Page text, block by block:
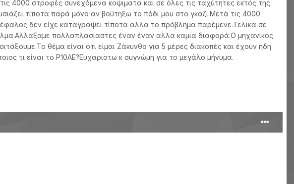
4000 στροφές συνεχόμενα κοψιματα και σε όλες τις ταχύτητες εκτός της
τίποτα παρά μόνο αν βούτηξω το πόδι μου στο γκάζι.Μετά τις 4000
δεν είχε καταγράψει τίποτα αλλα το πρόβλημα παρέμενε.Τελικα σε
πολλαπλασιαστες έναν έναν αλλα καμία διαφορά.Ο μηχανικός
θέμα είναι ότι είμαι Ζάκυνθο για 5 μέρες διακοπές και έχουν ήδη
τι είναι το P10AE?Ευχαριστω κ συγνώμη για το μεγάλο μήνυμα.